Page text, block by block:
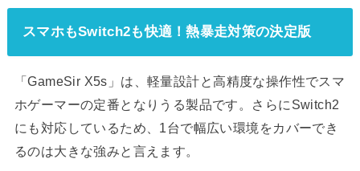
スマホもSwitch2も快適！熱暴走対策の決定版
「GameSir X5s」は、軽量設計と高精度な操作性でスマ
ホゲーマーの定番となりうる製品です。さらにSwitch2
にも対応しているため、1台で幅広い環境をカバーでき
るのは大きな強みと言えます。